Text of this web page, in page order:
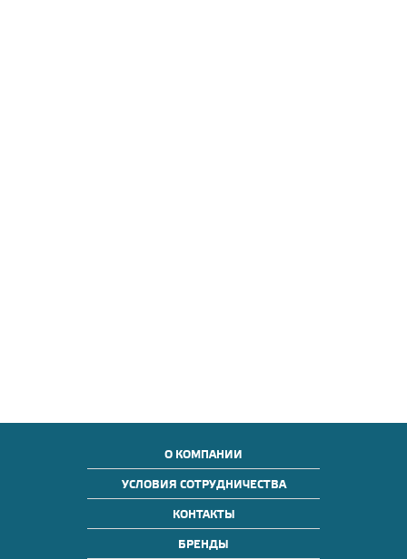
О КОМПАНИИ
УСЛОВИЯ СОТРУДНИЧЕСТВА
КОНТАКТЫ
БРЕНДЫ